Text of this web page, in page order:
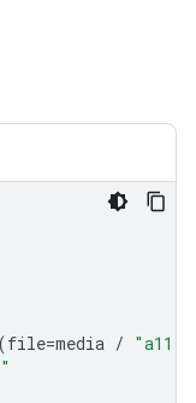
(file=media /